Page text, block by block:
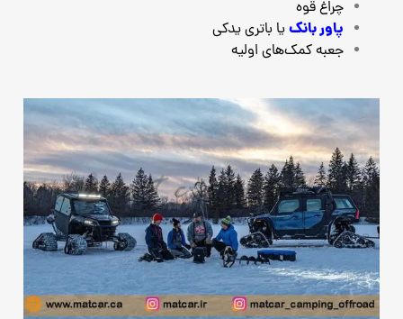
چراغ قوه
پاور بانکیا باتری یدکی
جعبه کمک‌های اولیه